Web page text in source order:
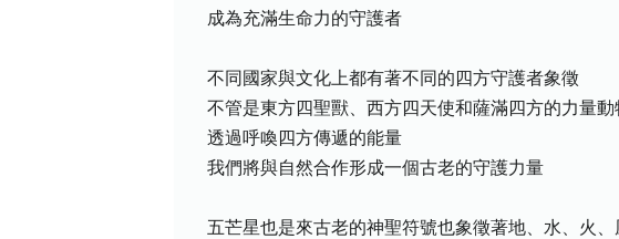
成為充滿生命力的守護者
不同國家與文化上都有著不同的四方守護者象徵
不管是東方四聖獸、西方四天使和薩滿四方的力量動
透過呼喚四方傳遞的能量
我們將與自然合作形成一個古老的守護力量
五芒星也是來古老的神聖符號也象徵著地、水、火